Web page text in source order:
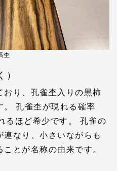
杢
おり、孔雀杢入りの黒柿
。 孔雀杢が現れる確率
るほど希少です。 孔雀の
なり、小さいながらも
とが名称の由来です。